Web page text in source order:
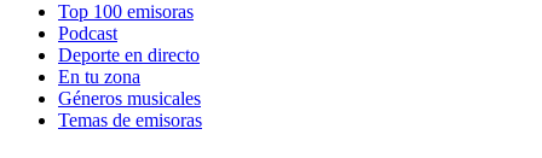
Top 100 emisoras
Podcast
Deporte en directo
En tu zona
Géneros musicales
Temas de emisoras